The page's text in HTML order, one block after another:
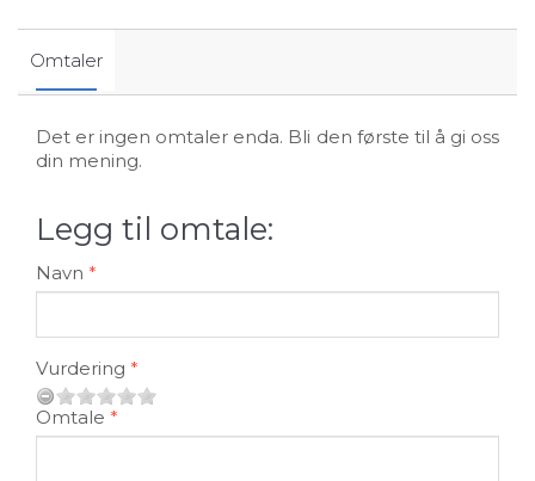
Omtaler
Det er ingen omtaler enda. Bli den første til å gi oss
din mening.
Legg til omtale:
Navn
Vurdering
Omtale